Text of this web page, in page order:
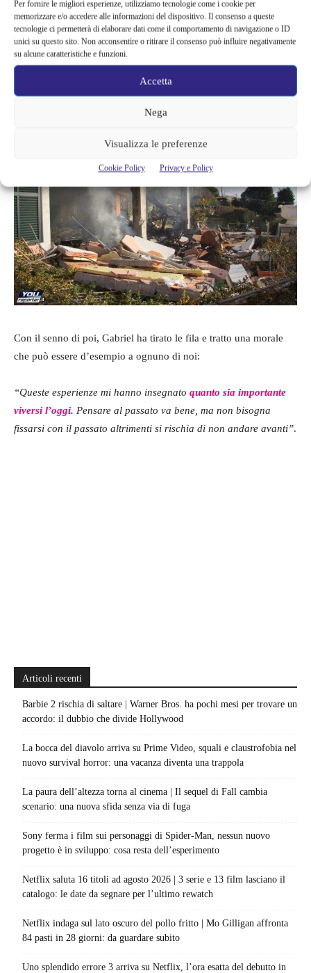
Per fornire le migliori esperienze, utilizziamo tecnologie come i cookie per
memorizzare e/o accedere alle informazioni del dispositivo. Il consenso a queste
tecnologie ci permetterà di elaborare dati come il comportamento di navigazione o ID
unici su questo sito. Non acconsentire o ritirare il consenso può influire negativamente
su alcune caratteristiche e funzioni.
Accetta
Nega
Visualizza le preferenze
Cookie Policy Privacy e Policy
Garko racconta di essere uscito con la sua macchina, un SUV,
quando improvvisamente le luci del veicolo si sono spente e
andato a finire in un dirupo
Con il senno di poi, Gabriel ha tirato le fila e tratto una morale
che può essere d’esempio a ognuno di noi:
“Queste esperienze mi hanno insegnato quanto sia importante
viversi l’oggi. Pensare al passato va bene, ma non bisogna
fissarsi con il passato altrimenti si rischia di non andare avanti”.
Articoli recenti
Barbie 2 rischia di saltare | Warner Bros. ha pochi mesi per trovare un
accordo: il dubbio che divide Hollywood
La bocca del diavolo arriva su Prime Video, squali e claustrofobia nel
nuovo survival horror: una vacanza diventa una trappola
La paura dell’altezza torna al cinema | Il sequel di Fall cambia
scenario: una nuova sfida senza via di fuga
Sony ferma i film sui personaggi di Spider-Man, nessun nuovo
progetto è in sviluppo: cosa resta dell’esperimento
Netflix saluta 16 titoli ad agosto 2026 | 3 serie e 13 film lasciano il
catalogo: le date da segnare per l’ultimo rewatch
Netflix indaga sul lato oscuro del pollo fritto | Mo Gilligan affronta
84 pasti in 28 giorni: da guardare subito
Uno splendido errore 3 arriva su Netflix, l’ora esatta del debutto in